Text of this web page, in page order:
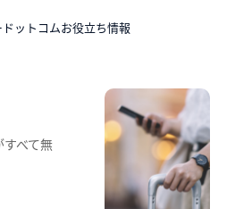
ットコムお役立ち情報
べて無